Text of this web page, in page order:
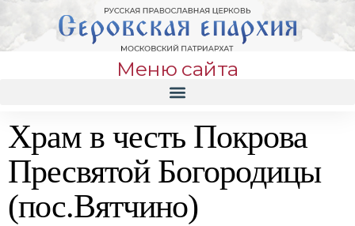
Меню сайта
Храм в честь Покрова
Пресвятой Богородицы
(пос.Вятчино)